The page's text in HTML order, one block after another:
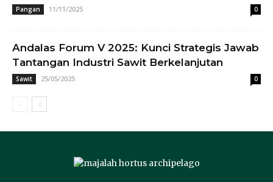
Pangan 11/11/2025 0
Andalas Forum V 2025: Kunci Strategis Jawab
Tantangan Industri Sawit Berkelanjutan
Sawit 25/05/2025 0